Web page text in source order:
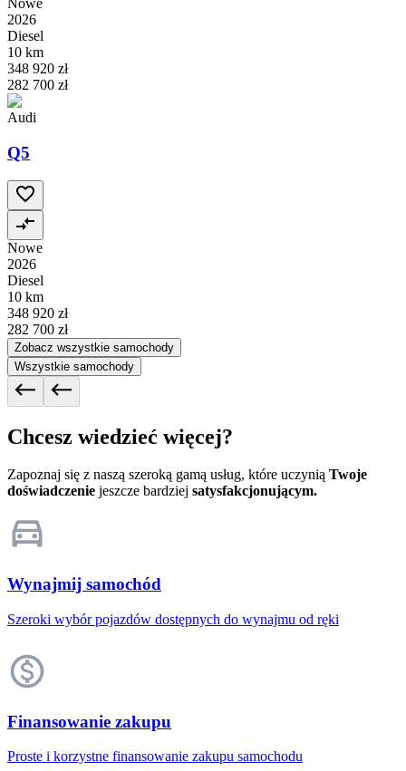
Nowe
2026
Diesel
10 km
348 920 zł
282 700 zł
Audi
Q5
Nowe
2026
Diesel
10 km
348 920 zł
282 700 zł
Zobacz wszystkie samochody
Wszystkie samochody
Chcesz wiedzieć więcej?
Zapoznaj się z naszą szeroką gamą usług, które uczynią Twoje
doświadczenie jeszcze bardziej satysfakcjonującym.
Wynajmij samochód
Szeroki wybór pojazdów dostępnych do wynajmu od ręki
Finansowanie zakupu
Proste i korzystne finansowanie zakupu samochodu